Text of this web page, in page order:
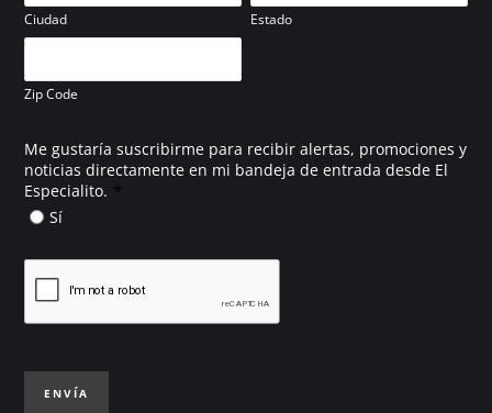
Ciudad Estado
Zip Code
Me gustaría suscribirme para recibir alertas, promociones y
noticias directamente en mi bandeja de entrada desde El
Especialito. *
Sí
ENVÍA